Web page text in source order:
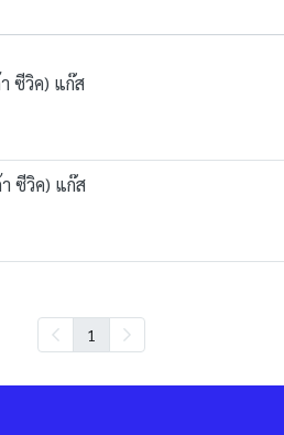
ซีวิค) แก๊ส
ซีวิค) แก๊ส
1